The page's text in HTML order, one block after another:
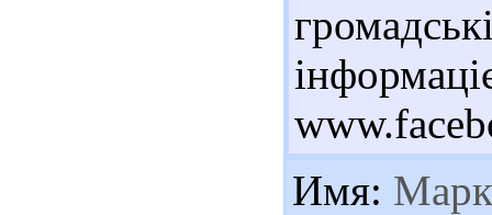
Имя: Марк